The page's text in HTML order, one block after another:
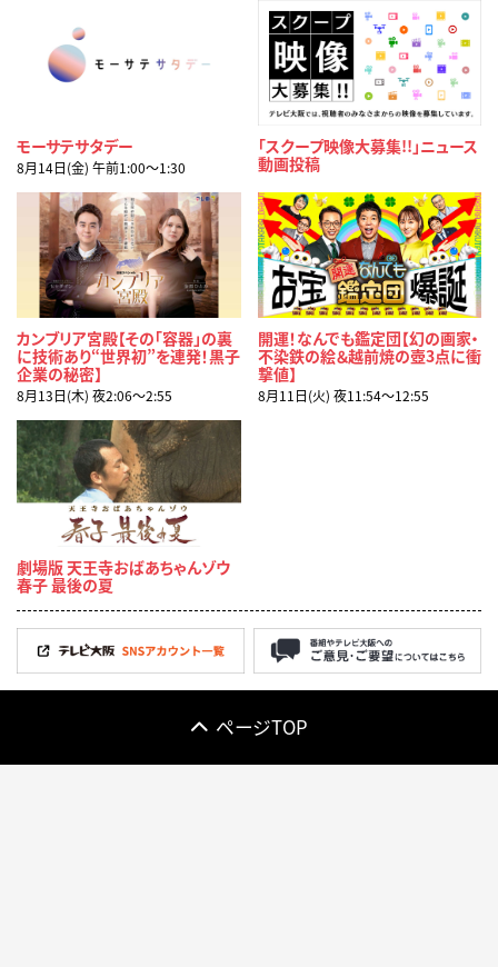
モーサテサタデー
8月14日(金) 午前1:00〜1:30
「スクープ映像大募集!!」ニュース
動画投稿
カンブリア宮殿【その「容器」の裏
に技術あり“世界初”を連発！黒子
企業の秘密】
8月13日(木) 夜2:06〜2:55
開運！なんでも鑑定団【幻の画家・
不染鉄の絵＆越前焼の壺3点に衝
撃値】
8月11日(火) 夜11:54〜12:55
劇場版 天王寺おばあちゃんゾウ
春子 最後の夏
ページTOP